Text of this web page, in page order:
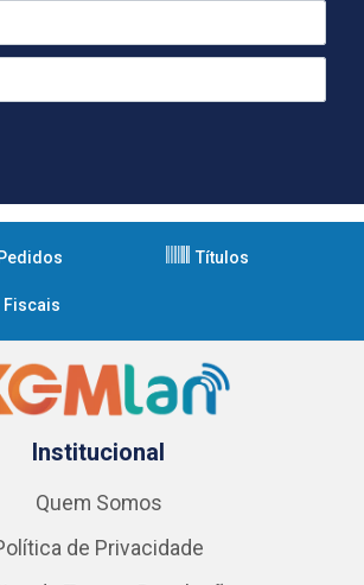
Títulos
Fiscais
Institucional
Quem Somos
de Privacidade